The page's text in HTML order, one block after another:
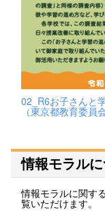
02_R6お子さんと
（東京都教育委員
情報モラル
情報モラルに関す
覧いただけます。